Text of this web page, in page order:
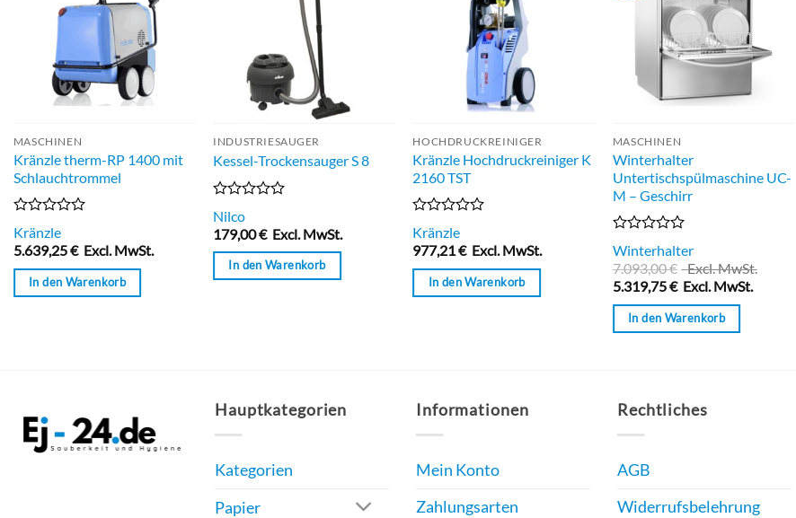
MASCHINEN
Kränzle therm-RP 1400 mit
Schlauchtrommel
Bewertet
mit
0
von
Kränzle
5.639,25€ Excl. MwSt.
In den Warenkorb
INDUSTRIESAUGER
Kessel-Trockensauger S 8
Bewertet
mit
0
von
Nilco
179,00€ Excl. MwSt.
In den Warenkorb
HOCHDRUCKREINIGER
Kränzle Hochdruckreiniger K
2160 TST
Bewertet
mit
0
von
Kränzle
977,21€ Excl. MwSt.
In den Warenkorb
MASCHINEN
Winterhalter
Untertischspülmaschine UC-
M – Geschirr
Bewertet
mit
0
von
5
Winterhalter
7.093,00€ Excl. MwSt.
5.319,75€ Excl. MwSt.
In den Warenkorb
Hauptkategorien
Kategorien
Papier
Informationen
Mein Konto
Zahlungsarten
Rechtliches
AGB
Widerrufsbelehrung